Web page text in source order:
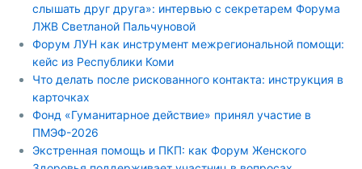
слышать друг друга»: интервью с секретарем Форума
ЛЖВ Светланой Пальчуновой
Форум ЛУН как инструмент межрегиональной помощи:
кейс из Республики Коми
Что делать после рискованного контакта: инструкция в
карточках
Фонд «Гуманитарное действие» принял участие в
ПМЭФ-2026
Экстренная помощь и ПКП: как Форум Женского